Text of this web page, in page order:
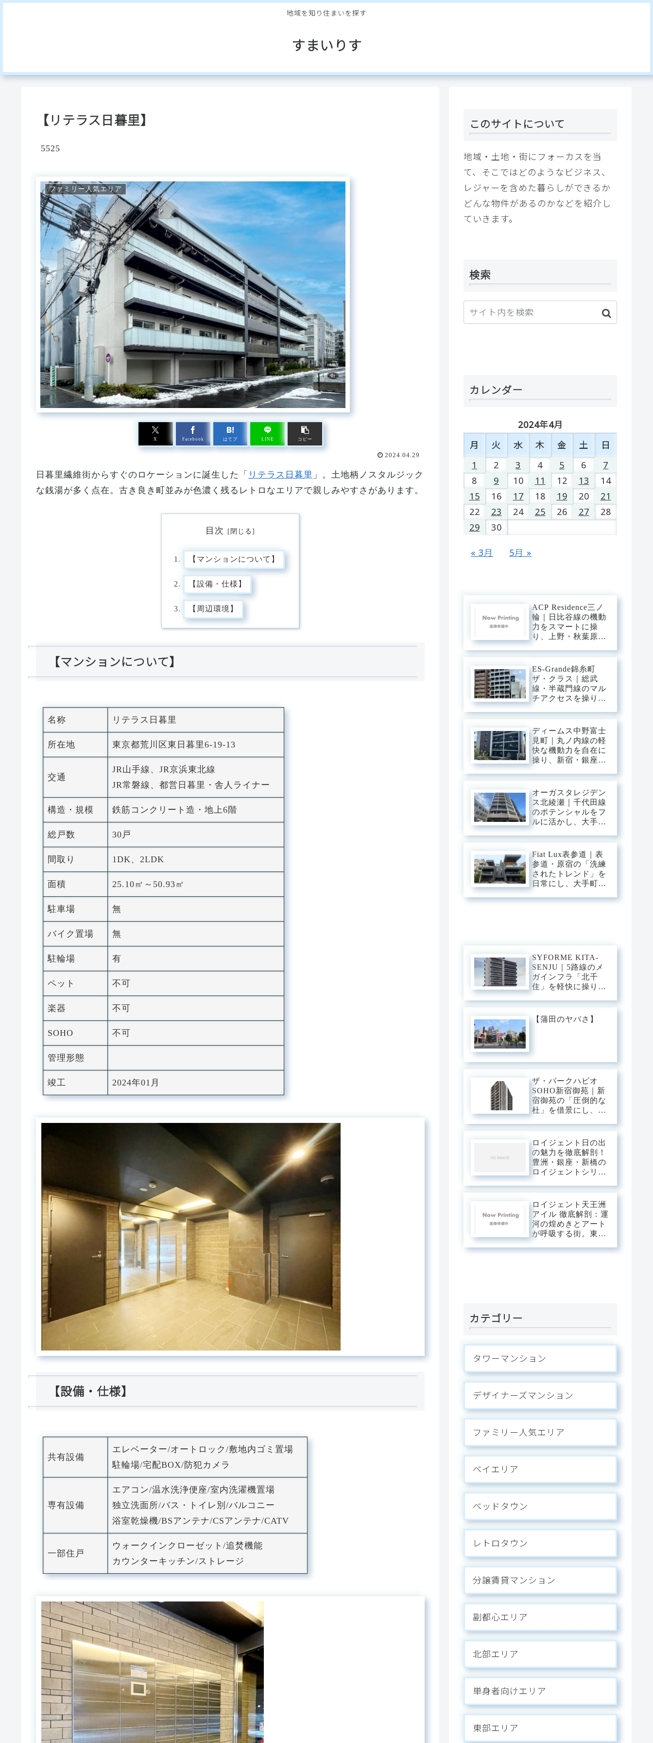
地域を知り住まいを探す
すまいりす
【リテラス日暮里】
5525
ファミリー人気エリア
X Facebook はてブ LINE コピー
2024.04.29
日暮里繊維街からすぐのロケーションに誕生した「 リテラス日暮里 」。土地柄ノスタルジック
な銭湯が多く点在。古き良き町並みが色濃く残るレトロなエリアで親しみやすさがあります。
目次
【マンションについて】
【設備・仕様】
【周辺環境】
【マンションについて】
名称 リテラス日暮里
所在地 東京都荒川区東日暮里6-19-13
交通
JR山手線、JR京浜東北線
JR常磐線、都営日暮里・舎人ライナー
構造・規模 鉄筋コンクリート造・地上6階
総戸数 30戸
間取り 1DK、2LDK
面積 25.10㎡～50.93㎡
駐車場 無
バイク置場 無
駐輪場 有
ペット 不可
楽器 不可
SOHO 不可
管理形態
竣工 2024年01月
【設備・仕様】
共有設備
エレベーター/オートロック/敷地内ゴミ置場
駐輪場/宅配BOX/防犯カメラ
専有設備
エアコン/温水洗浄便座/室内洗濯機置場
独立洗面所/バス・トイレ別/バルコニー
浴室乾燥機/BSアンテナ/CSアンテナ/CATV
一部住戸
ウォークインクローゼット/追焚機能
カウンターキッチン/ストレージ
このサイトについて
地域・土地・街にフォーカスを当
て、そこではどのようなビジネス、
レジャーを含めた暮らしができるか
どんな物件があるのかなどを紹介し
ていきます。
検索
カレンダー
2024年4月
月
火 水 木 金 土
日
1
2 3 4 5 6
7
8
9 10 11 12 13
14
15
16 17 18 19 20
21
22
23 24 25 26 27
28
29
30
« 3月 5月 »
ACP Residence三ノ
輪｜日比谷線の機動
力をスマートに操
り、上野・秋葉原・
三ノ輪の「味わい深
い情緒」を普段使い
にし、静穏な私域に
寛ぐアーバン・ベー
ス。
ES-Grande錦糸町
ザ・クラス｜総武
線・半蔵門線のマル
チアクセスを操り、
へ一直線。錦糸町の
「先進インフラ」を
普段使いにし、静穏
な私域に寛ぐアーバ
ン・ベース。
ディームス中野富士
見町｜丸ノ内線の軽
快な機動力を自在に
操り、新宿・銀座・
野・弥生町の「静穏
な平穏」に還る、洗
練のアーバン・スタ
イリッシュベース。
オーガスタレジデン
ス北綾瀬｜千代田線
のポテンシャルをフ
ルに活かし、大手
へダイレクト。東和
の「閑静な平穏」と
緑に憩う、機能美あ
ふれるスタイリッシ
ュ・ベース。
Fiat Lux表参道｜表
参道・原宿の「洗練
されたトレンド」を
日常にし、大手町・
クト。神宮前の邸宅
SYFORME KITA-
SENJU｜5路線のメ
ガインフラ「北千
住」を軽快に操り、
野へダイレクト。駅
前の圧倒的な躍動
と、分譲仕様の「洗
ス。
【蒲田のヤバさ】
ザ・パークハビオ
SOHO新宿御苑｜新
宿御苑の「圧倒的な
杜」を借景にし、新
内に収める。職住の
境界を美しく溶か
す、三菱地所レジデ
ンスが贈るハイエン
ドSOHOステージ。
ロイジェント日の出
の魅力を徹底解剖！
豊洲・銀座・新橋の
ロイジェントシリー
ロイジェント天王洲
アイル 徹底解剖：運
河の煌めきとアート
が呼吸する街。東京
を私有する、プレミ
カテゴリー
タワーマンション
デザイナーズマンション
ファミリー人気エリア
ベイエリア
ベッドタウン
レトロタウン
分譲賃貸マンション
副都心エリア
北部エリア
単身者向けエリア
東部エリア